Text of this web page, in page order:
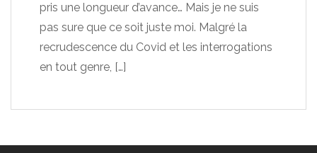
pris une longueur d’avance… Mais je ne suis
pas sure que ce soit juste moi. Malgré la
recrudescence du Covid et les interrogations
en tout genre, […]